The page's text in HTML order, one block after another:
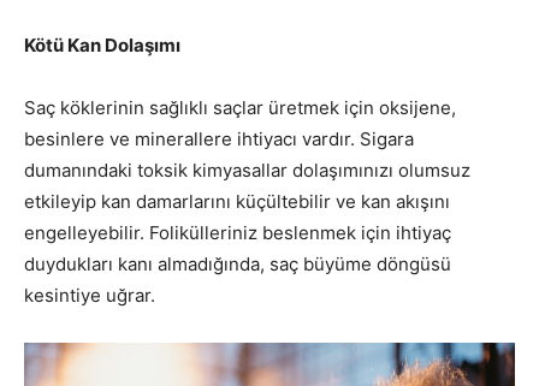
Kötü Kan Dolaşımı
Saç köklerinin sağlıklı saçlar üretmek için oksijene,
besinlere ve minerallere ihtiyacı vardır. Sigara
dumanındaki toksik kimyasallar dolaşımınızı olumsuz
etkileyip kan damarlarını küçültebilir ve kan akışını
engelleyebilir. Folikülleriniz beslenmek için ihtiyaç
duydukları kanı almadığında, saç büyüme döngüsü
kesintiye uğrar.